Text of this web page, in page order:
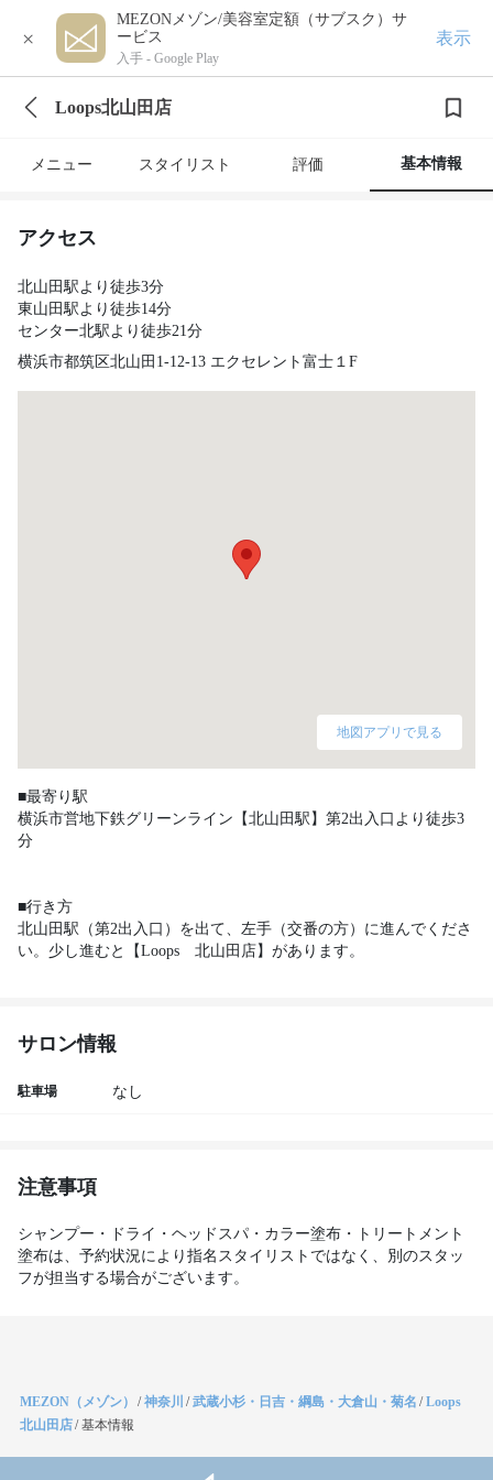
×
MEZONメゾン/美容室定額（サブスク）サ
ービス
入手 - Google Play
表示
Loops北山田店
メニュー スタイリスト 評価 基本情報
アクセス
北山田駅より徒歩3分
東山田駅より徒歩14分
センター北駅より徒歩21分
横浜市都筑区北山田1-12-13 エクセレント富士１F
地図アプリで見る
■最寄り駅
横浜市営地下鉄グリーンライン【北山田駅】第2出入口より徒歩3
分
■行き方
北山田駅（第2出入口）を出て、左手（交番の方）に進んでくださ
い。少し進むと【Loops　北山田店】があります。
サロン情報
駐車場 なし
注意事項
シャンプー・ドライ・ヘッドスパ・カラー塗布・トリートメント
塗布は、予約状況により指名スタイリストではなく、別のスタッ
フが担当する場合がございます。
MEZON（メゾン） /神奈川 /武蔵小杉・日吉・綱島・大倉山・菊名 /Loops
北山田店/基本情報